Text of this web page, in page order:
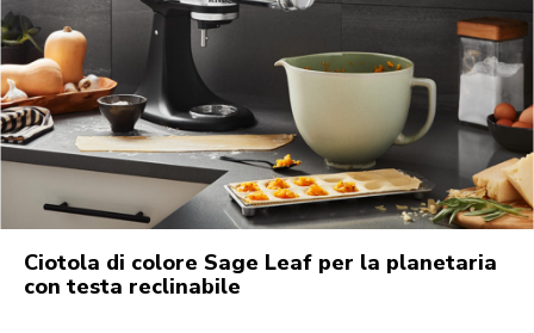
Ciotola di colore Sage Leaf per la planetaria
con testa reclinabile